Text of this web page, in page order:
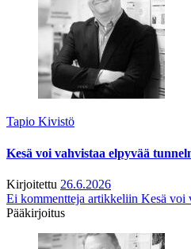
Tapio Kivistö
Kesä voi vahvistaa elpyvää
Kirjoitettu 26.6.2026
Ei kommentteja artikkeliin Kesä voi
Pääkirjoitus